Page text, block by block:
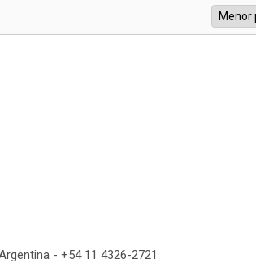
- +54 11 4326-2721